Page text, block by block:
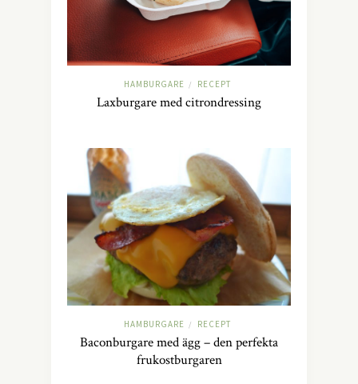
HAMBURGARE / RECEPT
Laxburgare med citrondressing
HAMBURGARE / RECEPT
Baconburgare med ägg – den perfekta
frukostburgaren